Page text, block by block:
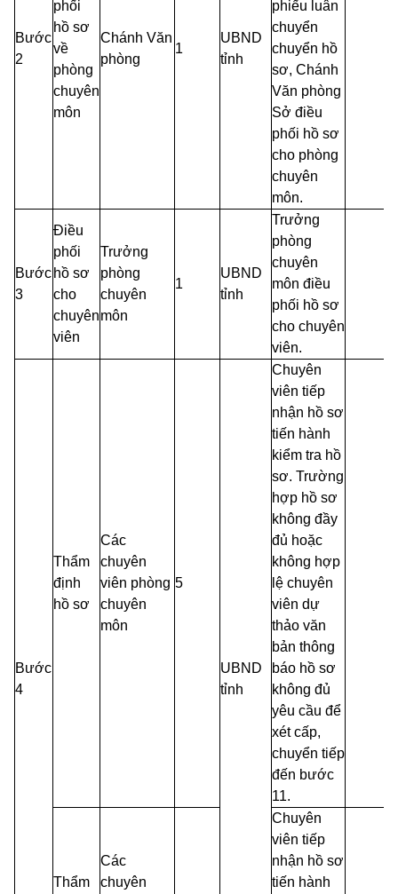
Bước
2
phối
hồ sơ
về
phòng
chuyên
môn
Chánh Văn
phòng
1
UBND
tỉnh
phiếu luân
chuyển
chuyển hồ
sơ, Chánh
Văn phòng
Sở điều
phối hồ sơ
cho phòng
chuyên
môn.
Bước
3
Điều
phối
hồ sơ
cho
chuyên
viên
Trưởng
phòng
chuyên
môn
1
UBND
tỉnh
Trưởng
phòng
chuyên
môn điều
phối hồ sơ
cho chuyên
viên.
Bước
4
Thẩm
định
hồ sơ
Các
chuyên
viên phòng
chuyên
môn
5
UBND
tỉnh
Chuyên
viên tiếp
nhận hồ sơ
tiến hành
kiểm tra hồ
sơ. Trường
hợp hồ sơ
không đầy
đủ hoặc
không hợp
lệ chuyên
viên dự
thảo văn
bản thông
báo hồ sơ
không đủ
yêu cầu để
xét cấp,
chuyển tiếp
đến bước
11.
Thẩm
Các
chuyên
Chuyên
viên tiếp
nhận hồ sơ
tiến hành